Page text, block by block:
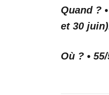
Quand ?
et 30
Où ? •